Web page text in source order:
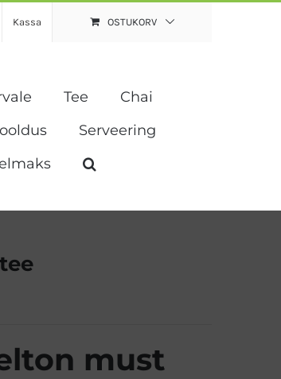
Kassa OSTUKORV
Tee
Chai
Serveering
must